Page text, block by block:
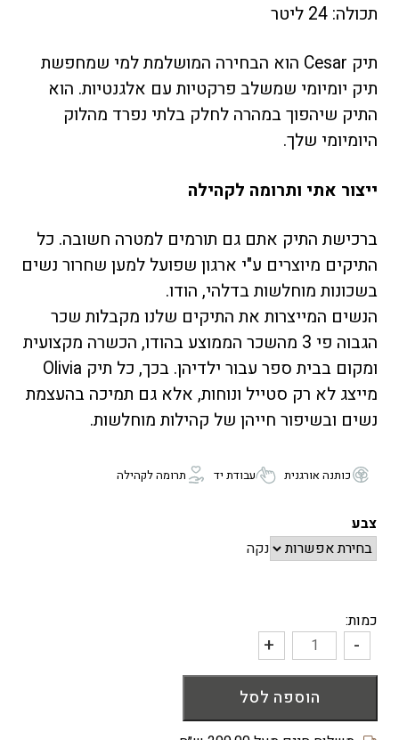
תכולה: 24 ליטר
תיק Cesar הוא הבחירה המושלמת למי שמחפשת
תיק יומיומי שמשלב פרקטיות עם אלגנטיות. הוא
התיק שיהפוך במהרה לחלק בלתי נפרד מהלוק
היומיומי שלך.
ייצור אתי ותרומה לקהילה
ברכישת התיק אתם גם תורמים למטרה חשובה. כל
התיקים מיוצרים ע"י ארגון שפועל למען שחרור נשים
בשכונות מוחלשות בדלהי, הודו.
הנשים המייצרות את התיקים שלנו מקבלות שכר
הגבוה פי 3 מהשכר הממוצע בהודו, הכשרה מקצועית
ומקום בבית ספר עבור ילדיהן. בכך, כל תיק Olivia
מייצג לא רק סטייל ונוחות, אלא גם תמיכה בהעצמת
נשים ובשיפור חייהן של קהילות מוחלשות.
כותנה אורגנית עבודת יד תרומה לקהילה
צבע
נקה
כמות:
כמות
של
צד
-
+
הוספה לסל